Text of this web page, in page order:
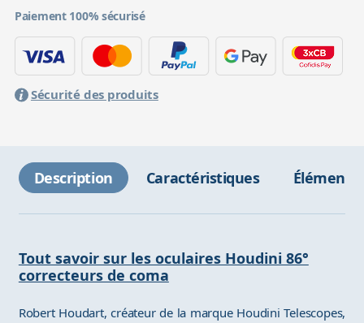
Paiement 100% sécurisé
Sécurité des produits
Description Caractéristiques Éléments
Tout savoir sur les oculaires Houdini 86°
correcteurs de coma
Robert Houdart, créateur de la marque Houdini Telescopes,